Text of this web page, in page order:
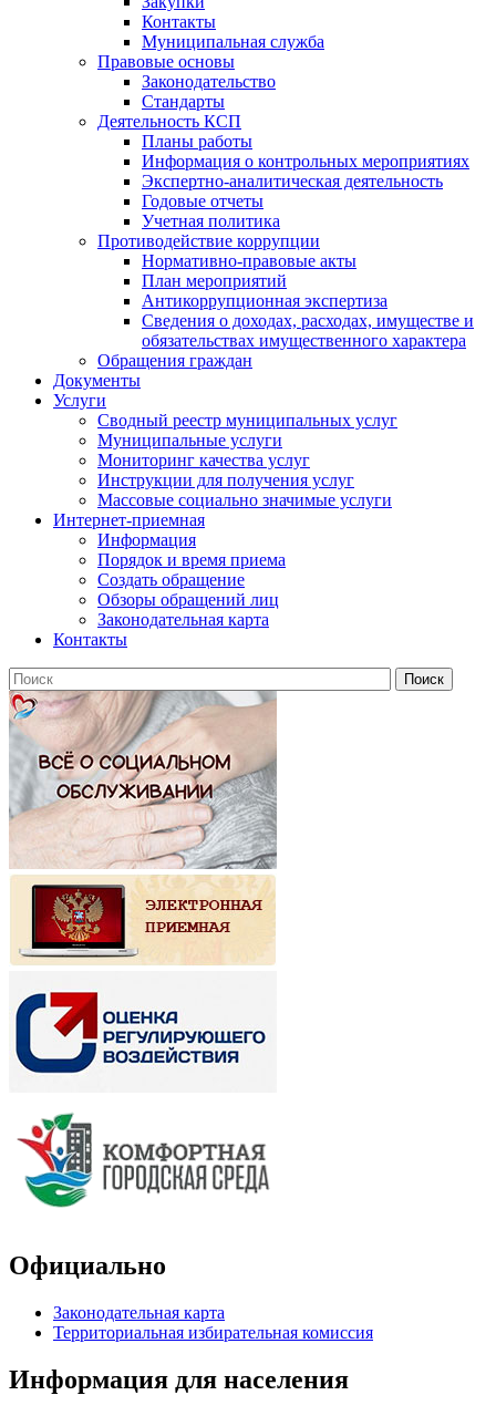
Контакты
Муниципальная служба
Правовые основы
Законодательство
Стандарты
Деятельность КСП
Планы работы
Информация о контрольных мероприятиях
Экспертно-аналитическая деятельность
Годовые отчеты
Учетная политика
Противодействие коррупции
Нормативно-правовые акты
План мероприятий
Антикоррупционная экспертиза
Сведения о доходах, расходах, имуществе и
обязательствах имущественного характера
Обращения граждан
Документы
Услуги
Сводный реестр муниципальных услуг
Муниципальные услуги
Мониторинг качества услуг
Инструкции для получения услуг
Массовые социально значимые услуги
Интернет-приемная
Информация
Порядок и время приема
Создать обращение
Обзоры обращений лиц
Законодательная карта
Контакты
Официально
Законодательная карта
Территориальная избирательная комиссия
Информация для населения